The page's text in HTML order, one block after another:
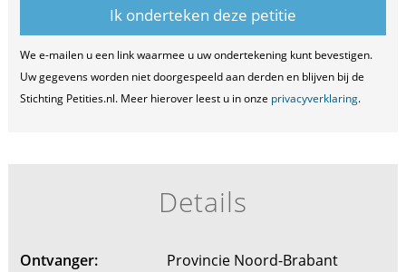
We e-mailen u een link waarmee u uw ondertekening kunt bevestigen.
Uw gegevens worden niet doorgespeeld aan derden en blijven bij de
Stichting Petities.nl. Meer hierover leest u in onze privacyverklaring.
Details
Ontvanger:
Provincie Noord-Brabant